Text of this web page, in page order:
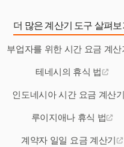
더 많은 계산기 도구 살펴보
부업자를 위한 시간 요금 계산
테네시의 휴식 법
인도네시아 시간 요금 계산기
루이지애나 휴식 법
계약자 일일 요금 계산기